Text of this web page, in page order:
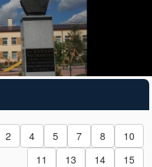
2 4 5 7 8
10
11
13 14 15